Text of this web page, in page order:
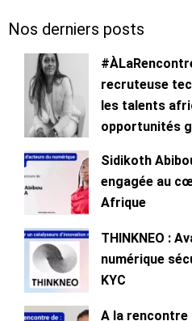
Nos derniers posts
recruteuse
les talents
opportunités
Sidikoth
engagée au
Afrique
THINKNEO :
numérique
KYC
A la rencontre